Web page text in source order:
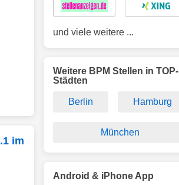
im
und viele weitere ...
Weitere BPM Stellen in TOP-
Städten
Berlin Hamburg
München
Android & iPhone App